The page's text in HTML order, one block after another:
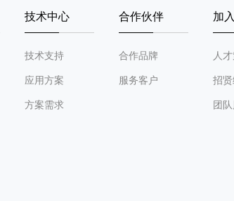
技术中心
技术支持
应用方案
方案需求
合作伙伴
合作品牌
服务客户
加
人
招
团